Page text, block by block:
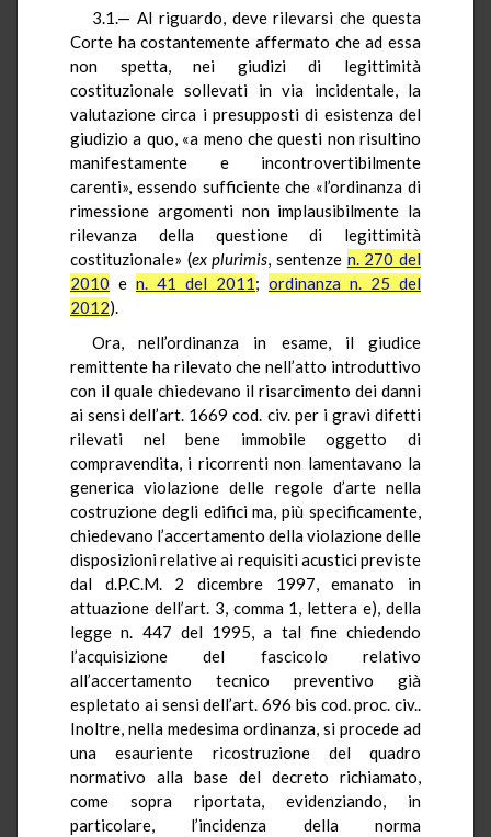
3.1.— Al riguardo, deve rilevarsi che questa
Corte ha costantemente affermato che ad essa
non spetta, nei giudizi di legittimità
costituzionale sollevati in via incidentale, la
valutazione circa i presupposti di esistenza del
giudizio a quo, «a meno che questi non risultino
manifestamente e incontrovertibilmente
carenti», essendo sufficiente che «l’ordinanza di
rimessione argomenti non implausibilmente la
rilevanza della questione di legittimità
costituzionale» (ex plurimis, sentenze n. 270 del
2010 e n. 41 del 2011; ordinanza n. 25 del
2012).
Ora, nell’ordinanza in esame, il giudice
remittente ha rilevato che nell’atto introduttivo
con il quale chiedevano il risarcimento dei danni
ai sensi dell’art. 1669 cod. civ. per i gravi difetti
rilevati nel bene immobile oggetto di
compravendita, i ricorrenti non lamentavano la
generica violazione delle regole d’arte nella
costruzione degli edifici ma, più specificamente,
chiedevano l’accertamento della violazione delle
disposizioni relative ai requisiti acustici previste
dal d.P.C.M. 2 dicembre 1997, emanato in
attuazione dell’art. 3, comma 1, lettera e), della
legge n. 447 del 1995, a tal fine chiedendo
l’acquisizione del fascicolo relativo
all’accertamento tecnico preventivo già
espletato ai sensi dell’art. 696 bis cod. proc. civ..
Inoltre, nella medesima ordinanza, si procede ad
una esauriente ricostruzione del quadro
normativo alla base del decreto richiamato,
come sopra riportata, evidenziando, in
particolare, l’incidenza della norma